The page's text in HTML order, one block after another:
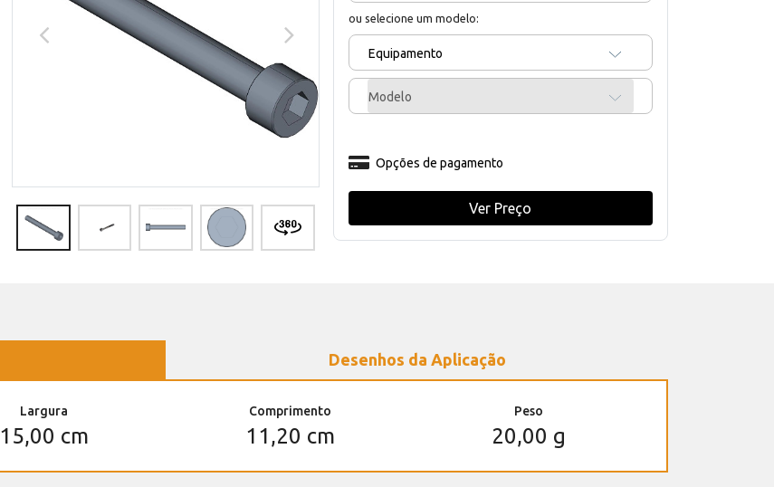
ou selecione um modelo:
Equipamento
Modelo
Opções de pagamento
Ver Preço
Desenhos da Aplicação
Largura
15,00 cm
Comprimento
11,20 cm
Peso
20,00 g